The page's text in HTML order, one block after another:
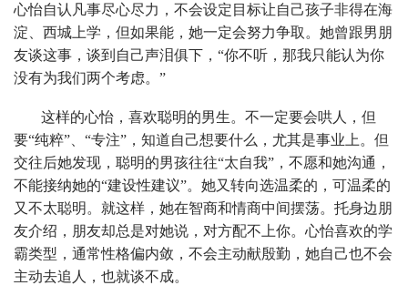
心怡自认凡事尽心尽力，不会设定目标让自己孩子非得在海
淀、西城上学，但如果能，她一定会努力争取。她曾跟男朋
友谈这事，谈到自己声泪俱下，“你不听，那我只能认为你
没有为我们两个考虑。”
这样的心怡，喜欢聪明的男生。不一定要会哄人，但
要“纯粹”、“专注”，知道自己想要什么，尤其是事业上。但
交往后她发现，聪明的男孩往往“太自我”，不愿和她沟通，
不能接纳她的“建设性建议”。她又转向选温柔的，可温柔的
又不太聪明。就这样，她在智商和情商中间摆荡。托身边朋
友介绍，朋友却总是对她说，对方配不上你。心怡喜欢的学
霸类型，通常性格偏内敛，不会主动献殷勤，她自己也不会
主动去追人，也就谈不成。